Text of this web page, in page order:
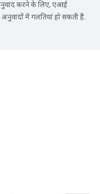
करने के लिए, एआई
में गलतियां हो सकती हैं.